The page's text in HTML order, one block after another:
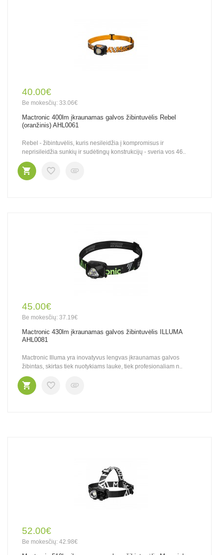
40.00€
Be mokesčių: 33.06€
Mactronic 400lm įkraunamas galvos žibintuvėlis Rebel
(oranžinis) AHL0061
Rebel - žibintuvėlis, kuris nesileidžia į kompromisus ir
neprisileidžia sunkių ir sudėtingų konstrukcijų - sveria vos 46..
45.00€
Be mokesčių: 37.19€
Mactronic 430lm įkraunamas galvos žibintuvėlis ILLUMA
AHL0081
Mactronic Illuma yra inovatyvus lengvas įkraunamas galvos
žibintas, skirtas tiek nuotykiams lauke, tiek profesionaliam n..
52.00€
Be mokesčių: 42.98€